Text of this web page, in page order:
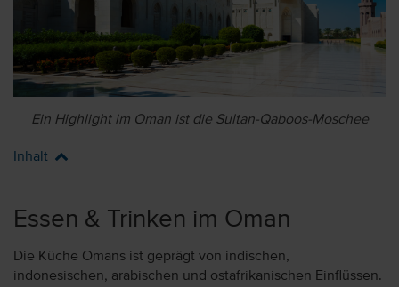
Ein Highlight im Oman ist die Sultan-Qaboos-Moschee
Inhalt
Essen & Trinken im Oman
Die Küche Omans ist geprägt von indischen,
indonesischen, arabischen und ostafrikanischen Einflüssen.